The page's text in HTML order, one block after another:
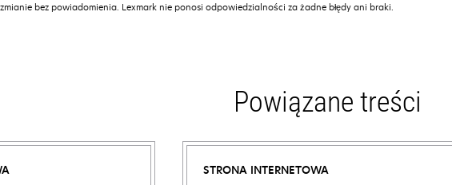
bez powiadomienia. Lexmark nie ponosi odpowiedzialności za żadne błędy ani braki.
Powiązane treści
STRONA INTERNETOWA